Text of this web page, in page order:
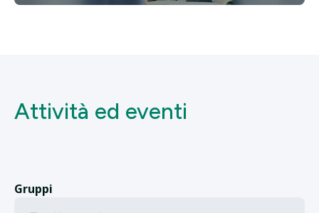
Attività ed eventi
Gruppi